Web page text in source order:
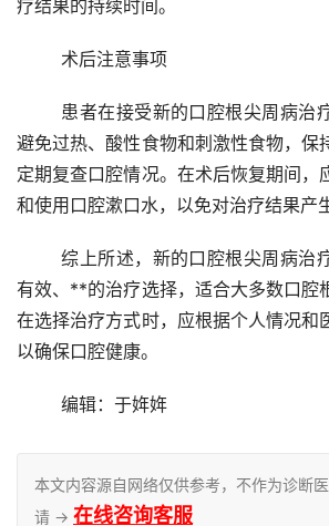
疗结果的持续时间。
	术后注意事项
避免过热、酸性食物和刺激性食物，保
定期复查口腔情况。在术后恢复期间，
和使用口腔漱口水，以免对治疗结果产
	综上所述，新的口腔根尖周病治疗方法是一种快速、
有效、**的治疗选择，适合大多数口腔
在选择治疗方式时，应根据个人情况和
以确保口腔健康。
	编辑：于姩姩
本文内容源自网络仅供参考，不作为诊断
请 → 在线咨询客服